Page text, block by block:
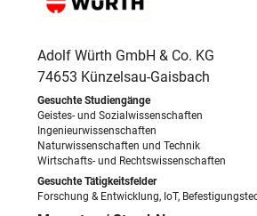
Adolf Würth GmbH & Co. KG
74653 Künzelsau-Gaisbach
Geistes- und Sozialwissenschaften
Ingenieurwissenschaften
Naturwissenschaften und Technik
Wirtschafts- und Rechtswissenschaften
Forschung & Entwicklung, IoT,